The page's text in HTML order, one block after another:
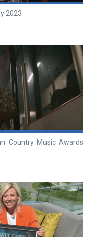
2023
Country Music Awards